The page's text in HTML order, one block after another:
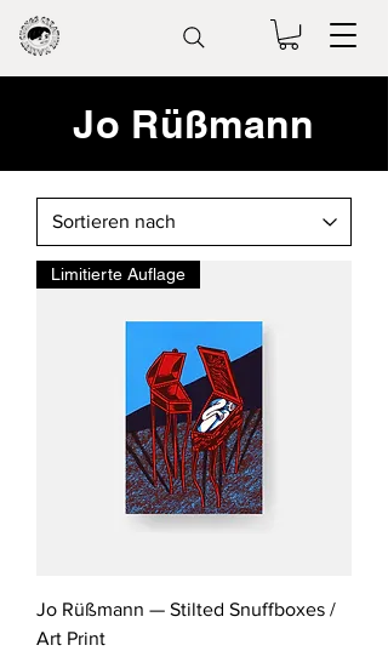
Jo Rüßmann
Limitierte Auflage
Jo Rüßmann — Stilted Snuffboxes /
Art Print